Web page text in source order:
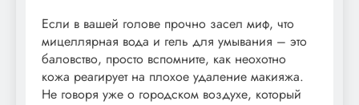
Если в вашей голове прочно засел миф, что
мицеллярная вода и гель для умывания – это
баловство, просто вспомните, как неохотно
кожа реагирует на плохое удаление макияжа.
Не говоря уже о городском воздухе, который